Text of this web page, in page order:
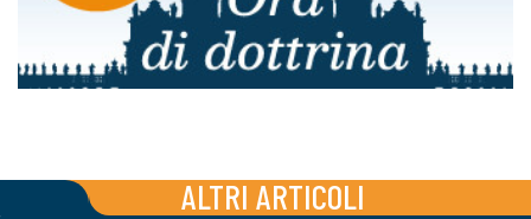
ALTRI ARTICOLI